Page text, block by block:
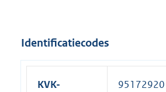
Identificatiecodes
KVK-
95172920